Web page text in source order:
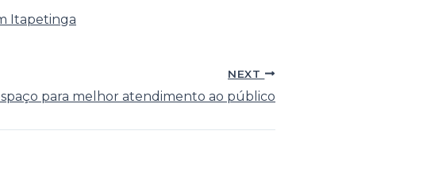
Itapetinga
NEXT
para melhor atendimento ao público